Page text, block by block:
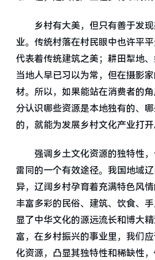
乡村有大美，但只有善于发现
业。传统村落在村民眼中也许平
代表着传统建筑之美；耕田犁地
当地人早已习以为常，但在摄影
材。所以，如果能站在消费者的
分认识哪些资源是本地独有的、
的，就能为发展乡村文化产业打开
强调乡土文化资源的独特性，
雷同的一个有效途径。我国地域
异，辽阔乡村孕育着充满特色风情
丰富多彩的民俗、建筑、饮食、
显了中华文化的源远流长和博大
富，在乡村振兴的事业里，我们
化资源，凸显其独特性和稀缺性